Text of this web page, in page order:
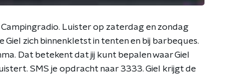
Luister op zaterdag en zondag
zich binnenkletst in tenten en bij barbeques.
Dat betekent dat jij kunt bepalen waar Giel
SMS je opdracht naar 3333. Giel krijgt de